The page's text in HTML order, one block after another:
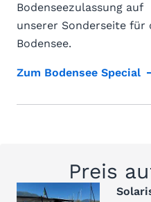
Bodenseezulassung auf
unserer Sonderseite für
Bodensee.
Zum Bodensee Special
Preis